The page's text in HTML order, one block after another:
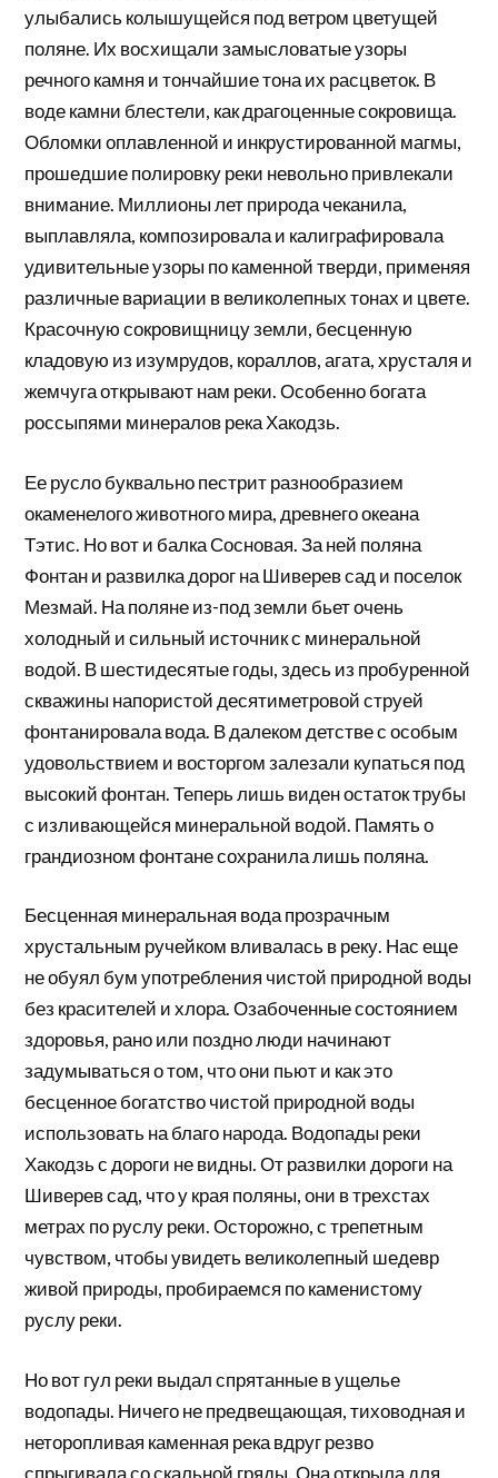
улыбались колышущейся под ветром цветущей
поляне. Их восхищали замысловатые узоры
речного камня и тончайшие тона их расцветок. В
воде камни блестели, как драгоценные сокровища.
Обломки оплавленной и инкрустированной магмы,
прошедшие полировку реки невольно привлекали
внимание. Миллионы лет природа чеканила,
выплавляла, композировала и калиграфировала
удивительные узоры по каменной тверди, применяя
различные вариации в великолепных тонах и цвете.
Красочную сокровищницу земли, бесценную
кладовую из изумрудов, кораллов, агата, хрусталя и
жемчуга открывают нам реки. Особенно богата
россыпями минералов река Хакодзь.
Ее русло буквально пестрит разнообразием
окаменелого животного мира, древнего океана
Тэтис. Но вот и балка Сосновая. За ней поляна
Фонтан и развилка дорог на Шиверев сад и поселок
Мезмай. На поляне из-под земли бьет очень
холодный и сильный источник с минеральной
водой. В шестидесятые годы, здесь из пробуренной
скважины напористой десятиметровой струей
фонтанировала вода. В далеком детстве с особым
удовольствием и восторгом залезали купаться под
высокий фонтан. Теперь лишь виден остаток трубы
с изливающейся минеральной водой. Память о
грандиозном фонтане сохранила лишь поляна.
Бесценная минеральная вода прозрачным
хрустальным ручейком вливалась в реку. Нас еще
не обуял бум употребления чистой природной воды
без красителей и хлора. Озабоченные состоянием
здоровья, рано или поздно люди начинают
задумываться о том, что они пьют и как это
бесценное богатство чистой природной воды
использовать на благо народа. Водопады реки
Хакодзь с дороги не видны. От развилки дороги на
Шиверев сад, что у края поляны, они в трехстах
метрах по руслу реки. Осторожно, с трепетным
чувством, чтобы увидеть великолепный шедевр
живой природы, пробираемся по каменистому
руслу реки.
Но вот гул реки выдал спрятанные в ущелье
водопады. Ничего не предвещающая, тиховодная и
неторопливая каменная река вдруг резво
спрыгивала со скальной гряды. Она открыла для